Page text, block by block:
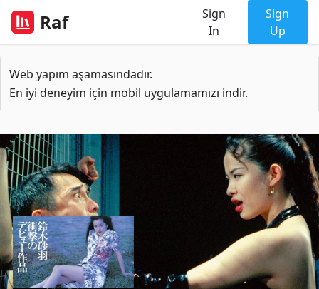
Raf
Sign
In
Sign
Up
Web yapım aşamasındadır.
En iyi deneyim için mobil uygulamamızı indir.